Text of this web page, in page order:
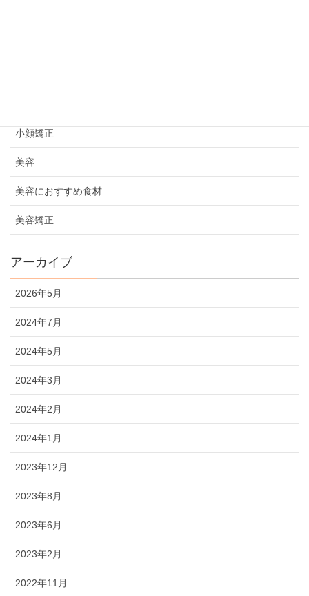
小顔矯正
美容
美容におすすめ食材
美容矯正
アーカイブ
2026年5月
2024年7月
2024年5月
2024年3月
2024年2月
2024年1月
2023年12月
2023年8月
2023年6月
2023年2月
2022年11月